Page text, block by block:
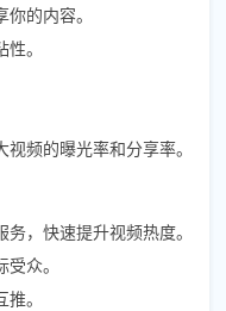
的内容。
。
频的曝光率和分享率。
，快速提升视频热度。
众。
。